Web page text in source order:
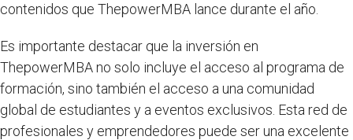
contenidos que ThepowerMBA lance durante el año.
Es importante destacar que la inversión en
ThepowerMBA no solo incluye el acceso al programa de
formación, sino también el acceso a una comunidad
global de estudiantes y a eventos exclusivos. Esta red de
profesionales y emprendedores puede ser una excelente